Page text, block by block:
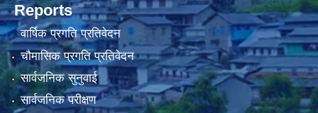
Reports
वार्षिक प्रगति प्रतिवेदन
चौमासिक प्रगति प्रतिवेदन
सार्वजनिक सुनुवाई
सार्वजनिक परीक्षण